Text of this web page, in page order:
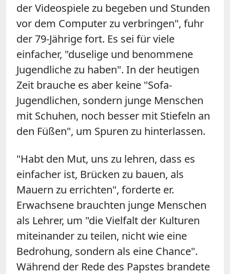
der Videospiele zu begeben und Stunden
vor dem Computer zu verbringen", fuhr
der 79-Jährige fort. Es sei für viele
einfacher, "duselige und benommene
Jugendliche zu haben". In der heutigen
Zeit brauche es aber keine "Sofa-
Jugendlichen, sondern junge Menschen
mit Schuhen, noch besser mit Stiefeln an
den Füßen", um Spuren zu hinterlassen.
"Habt den Mut, uns zu lehren, dass es
einfacher ist, Brücken zu bauen, als
Mauern zu errichten", forderte er.
Erwachsene brauchten junge Menschen
als Lehrer, um "die Vielfalt der Kulturen
miteinander zu teilen, nicht wie eine
Bedrohung, sondern als eine Chance".
Während der Rede des Papstes brandete